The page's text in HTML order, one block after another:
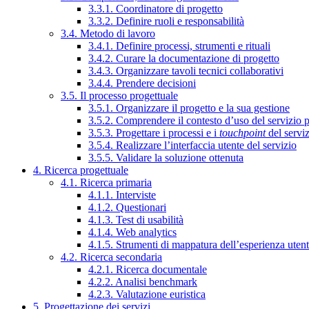
3.3.1. Coordinatore di progetto
3.3.2. Definire ruoli e responsabilità
3.4. Metodo di lavoro
3.4.1. Definire processi, strumenti e rituali
3.4.2. Curare la documentazione di progetto
3.4.3. Organizzare tavoli tecnici collaborativi
3.4.4. Prendere decisioni
3.5. Il processo progettuale
3.5.1. Organizzare il progetto e la sua gestione
3.5.2. Comprendere il contesto d’uso del servizio
3.5.3. Progettare i processi e i touchpointdel
3.5.4. Realizzare l’interfaccia utente del servizio
3.5.5. Validare la soluzione ottenuta
4. Ricerca progettuale
4.1. Ricerca primaria
4.1.1. Interviste
4.1.2. Questionari
4.1.3. Test di usabilità
4.1.4. Web analytics
4.1.5. Strumenti di mappatura dell’esperienza
4.2. Ricerca secondaria
4.2.1. Ricerca documentale
4.2.2. Analisi benchmark
4.2.3. Valutazione euristica
5. Progettazione dei servizi